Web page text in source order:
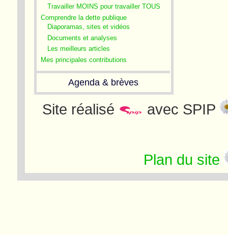
Travailler MOINS pour travailler TOUS
Comprendre la dette publique
Diaporamas, sites et vidéos
Documents et analyses
Les meilleurs articles
Mes principales contributions
Agenda & brèves
Site réalisé avec SPIP
Plan du site